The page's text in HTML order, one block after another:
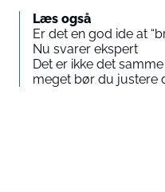
Læs også
Er det en god ide at
Nu svarer ekspert
Det er ikke det
meget bør du justere